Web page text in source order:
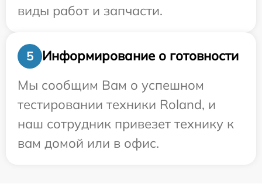
виды работ и запчасти.
5
Информирование о готовности
Мы сообщим Вам о успешном
тестировании техники Roland, и
наш сотрудник привезет технику к
вам домой или в офис.